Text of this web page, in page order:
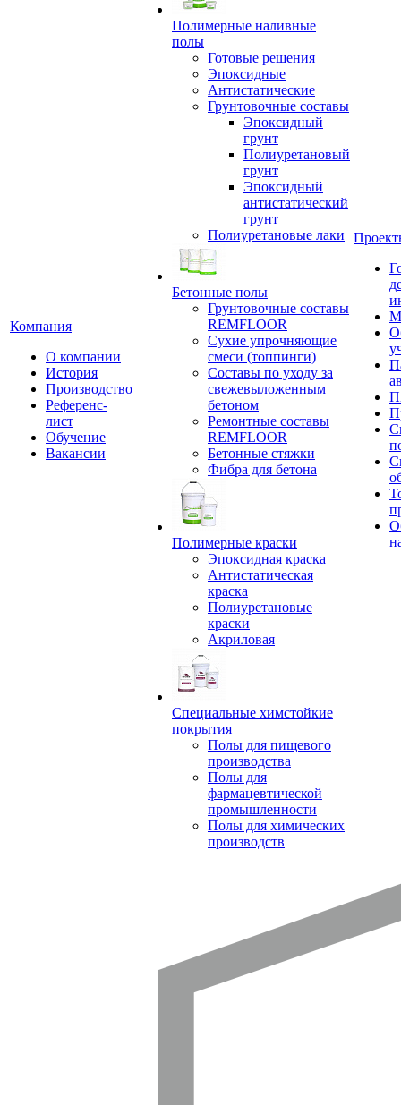
Компания
О компании
История
Производство
Референс-
лист
Обучение
Вакансии
Полимерные наливные
полы
Готовые решения
Эпоксидные
Антистатические
Грунтовочные составы
Эпоксидный
грунт
Полиуретановый
грунт
Эпоксидный
антистатический
грунт
Полиуретановые лаки
Бетонные полы
Грунтовочные составы
REMFLOOR
Сухие упрочняющие
смеси (топпинги)
Составы по уходу за
свежевыложенным
бетоном
Ремонтные составы
REMFLOOR
Бетонные стяжки
Фибра для бетона
Полимерные краски
Эпоксидная краска
Антистатическая
краска
Полиуретановые
краски
Акриловая
Специальные химстойкие
покрытия
Полы для пищевого
производства
Полы для
фармацевтической
промышленности
Полы для химических
производств